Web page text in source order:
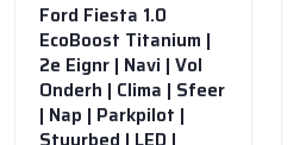
Ford Fiesta 1.0
EcoBoost Titanium |
2e Eignr | Navi | Vol
Onderh | Clima | Sfeer
| Nap | Parkpilot |